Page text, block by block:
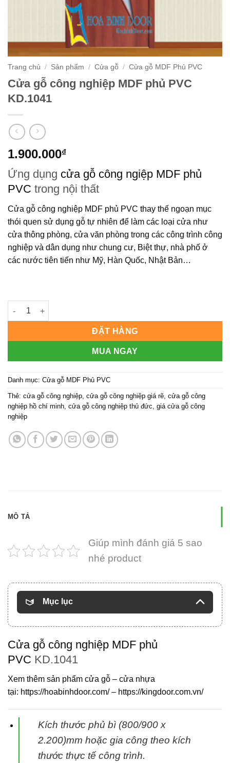
Trang chủ / Sản phẩm / Cửa gỗ / Cửa gỗ MDF Phủ PVC
Cửa gỗ công nghiệp MDF phủ PVC
KD.1041
1.900.000₫
Ứng dụng cửa gỗ công ngiệp MDF phủ
PVC trong nội thất
Cửa gỗ công nghiệp MDF phủ PVC thay thế ngoạn mục
thói quen sử dụng gỗ tự nhiên để làm các loại cửa như
cửa thông phòng, cửa văn phòng trong các công trình công
nghiệp và dân dụng như chung cư, Biệt thự, nhà phố ở
các nước tiên tiến như Mỹ, Hàn Quốc, Nhật Bản…
Cửa gỗ công nghiệp MDF phủ PVC KD.1041 số lượng
ĐẶT HÀNG
MUA NGAY
Danh mục: Cửa gỗ MDF Phủ PVC
Thẻ: cửa gỗ công nghiệp, cửa gỗ công nghiệp giá rẽ, cửa gỗ công
nghiệp hồ chí minh, cửa gỗ công nghiệp thủ đức, giá cửa gỗ công
nghiệp
MÔ TẢ
Giúp mình đánh giá 5 sao
nhé product
Mục lục
Cửa gỗ công nghiệp MDF phủ
PVC KD.1041
Xem thêm sản phẩm cửa gỗ – cửa nhựa
tại: https://hoabinhdoor.com/– https://kingdoor.com.vn/
Kích thước phủ bì (800/900 x
2.200)mm hoặc gia công theo kích
thước thực tế công trình.